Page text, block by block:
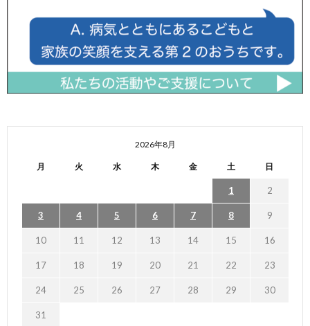
2026年8月
月 火 水 木 金 土 日
1 2
3 4 5 6 7 8 9
10 11 12 13 14 15 16
17 18 19 20 21 22 23
24 25 26 27 28 29 30
31